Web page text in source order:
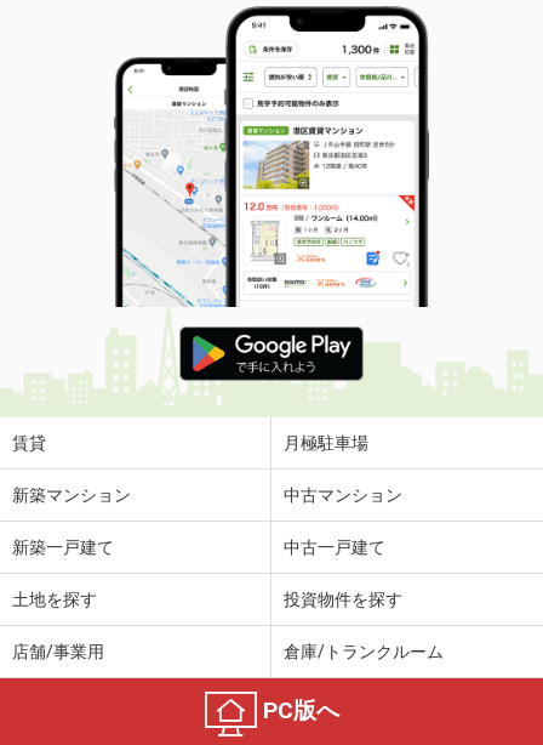
賃貸 月極駐車場
新築マンション 中古マンション
新築一戸建て 中古一戸建て
土地を探す 投資物件を探す
店舗/事業用 倉庫/トランクルーム
PC版へ